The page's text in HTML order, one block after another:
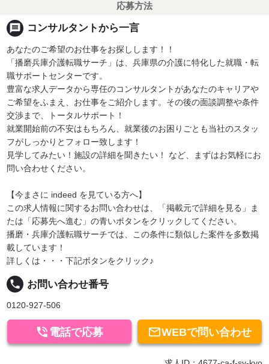
応募方法
message コンサルタントから一言
あなたのご希望のお仕事をお探しします！！
「播磨兵庫介護転職サーチ」は、兵庫県の介護に特化した就職・転
職サポートセンターです。
豊富な求人データから専任のコンサルタントがあなたのキャリアや
ご希望をふまえ、お仕事をご紹介します。その後の面談調整や条件
交渉まで、トータルサポート！
就業開始前の不安はもちろん、就業後のお困りごとも当社のスタッ
フがしっかりとフォロー致します！
見学してみたい！施設の詳細を聞きたい！ など、まずはお気軽にお
問い合わせください。
【今まさに indeed を見ている方へ】
この求人情報に関するお問い合わせは、「掲載元で詳細を見る」ま
たは「応募先へ進む」の青いボタンをクリックしてください。
播磨・兵庫介護転職サーチでは、この条件に類似した案件を多数掲
載しています！
詳しくは・・・下記ボタンをクリック♪
local_phone お問い合わせ番号
0120-927-506
WEBで問い合わせ
 電話で応募